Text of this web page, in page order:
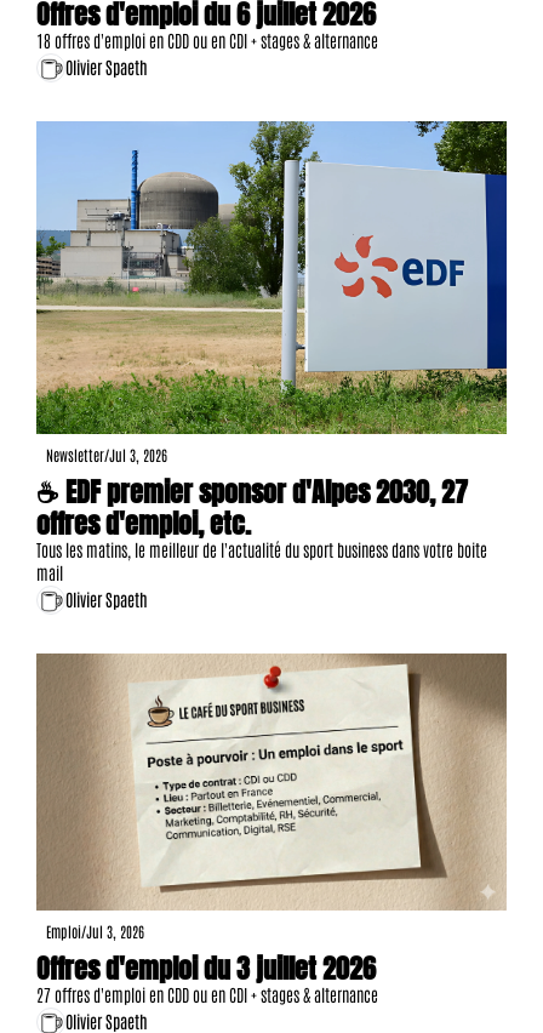
Offres d'emploi du 6 juillet 2026
18 offres d'emploi en CDD ou en CDI + stages & alternance
Olivier Spaeth
Newsletter/Jul 3, 2026
☕ EDF premier sponsor d'Alpes 2030, 27
offres d'emploi, etc.
Tous les matins, le meilleur de l'actualité du sport business dans votre boite
mail
Olivier Spaeth
Emploi/Jul 3, 2026
Offres d'emploi du 3 juillet 2026
27 offres d'emploi en CDD ou en CDI + stages & alternance
Olivier Spaeth